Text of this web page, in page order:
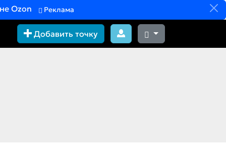
Ozon Реклама
Добавить точку